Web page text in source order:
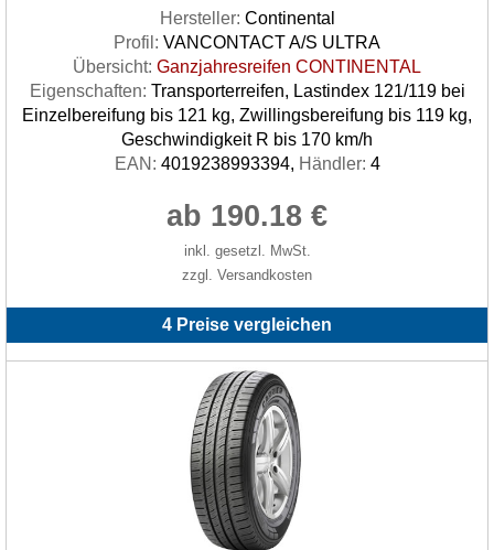
Hersteller: Continental
Profil: VANCONTACT A/S ULTRA
Übersicht: Ganzjahresreifen CONTINENTAL
Eigenschaften: Transporterreifen, Lastindex 121/119 bei
Einzelbereifung bis 121 kg, Zwillingsbereifung bis 119 kg,
Geschwindigkeit R bis 170 km/h
EAN: 4019238993394, Händler: 4
ab 190.18 €
inkl. gesetzl. MwSt.
zzgl. Versandkosten
4 Preise vergleichen